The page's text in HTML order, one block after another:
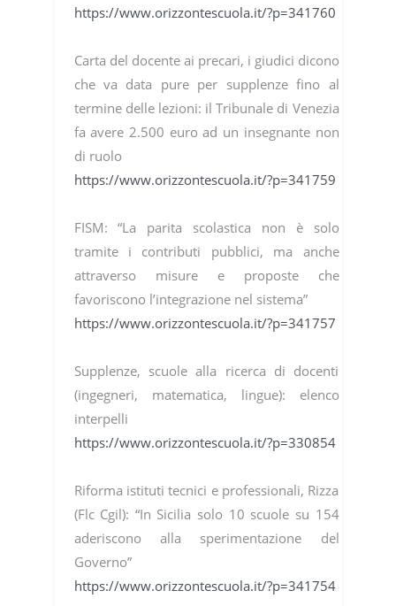
https://www.orizzontescuola.it/?p=341760
Carta del docente ai precari, i giudici dicono
che va data pure per supplenze fino al
termine delle lezioni: il Tribunale di Venezia
fa avere 2.500 euro ad un insegnante non
di ruolo
https://www.orizzontescuola.it/?p=341759
FISM: “La parita scolastica non è solo
tramite i contributi pubblici, ma anche
attraverso misure e proposte che
favoriscono l’integrazione nel sistema”
https://www.orizzontescuola.it/?p=341757
Supplenze, scuole alla ricerca di docenti
(ingegneri, matematica, lingue): elenco
interpelli
https://www.orizzontescuola.it/?p=330854
Riforma istituti tecnici e professionali, Rizza
(Flc Cgil): “In Sicilia solo 10 scuole su 154
aderiscono alla sperimentazione del
Governo”
https://www.orizzontescuola.it/?p=341754